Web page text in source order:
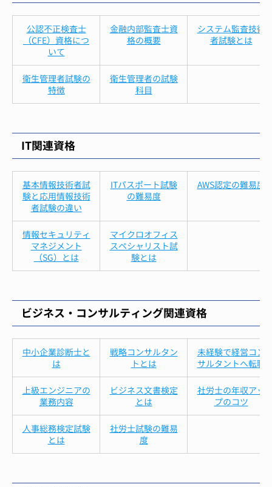
公認不正検査士
（CFE）資格につ
いて
金融内部監査士資
格の概要
システム監査技術
者試験とは
衛生管理者試験の
特徴
衛生管理者の試験
科目
IT関連資格
基本情報技術者試
験と応用情報技術
者試験の違い
ITパスポート試験
の難易度
AWS認定の難易度
情報セキュリティ
マネジメント
（SG）とは
マイクロオフィス
スペシャリスト試
験とは
ビジネス・コンサルティング関連資格
中小企業診断士と
は
戦略コンサルタン
トとは
未経験で経営コン
サルタントへ転職
上級エンジニアの
業務内容
ビジネス文書検定
とは
社労士の年収アッ
プのコツ
人事総務検定試験
とは
社労士試験の難易
度